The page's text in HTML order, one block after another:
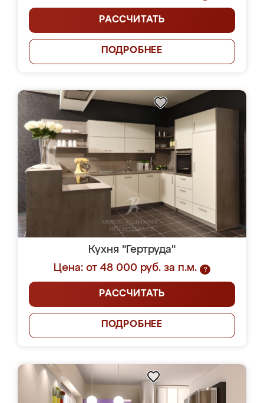
РАССЧИТАТЬ
ПОДРОБНЕЕ
Кухня "Гертруда"
Цена: от 48 000 руб. за п.м.
?
РАССЧИТАТЬ
ПОДРОБНЕЕ